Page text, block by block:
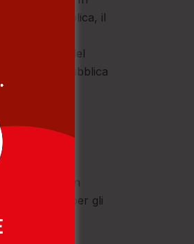
pubblica, il
Polizia
confronti del
leggi di pubblica
e deferiti
in
movida) per gli